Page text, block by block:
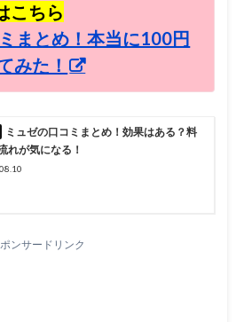
こちら
まとめ！本当に100円
みた！
ミュゼの口コミまとめ！効果はある？料
れが気になる！
ンサードリンク